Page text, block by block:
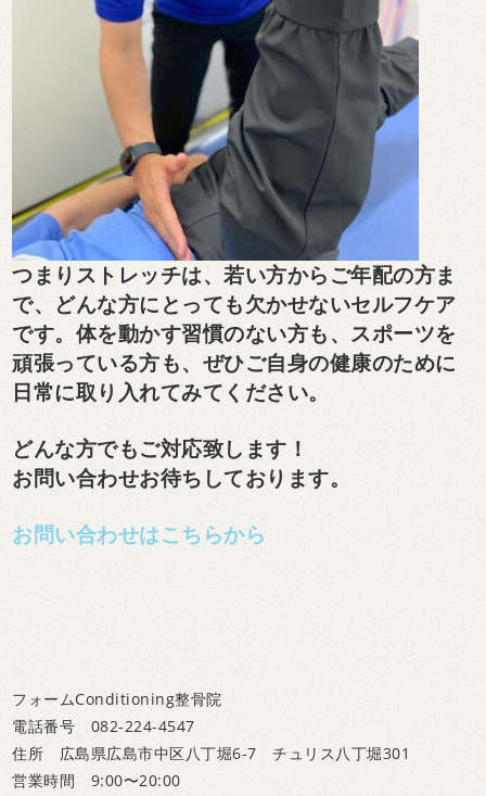
つまりストレッチは、若い方からご年配の方ま
で、どんな方にとっても欠かせないセルフケア
です。体を動かす習慣のない方も、スポーツを
頑張っている方も、ぜひご自身の健康のために
日常に取り入れてみてください。
どんな方でもご対応致します！
お問い合わせお待ちしております。
お問い合わせはこちらから
フォームConditioning整骨院
電話番号 082-224-4547
住所 広島県広島市中区八丁堀6-7 チュリス八丁堀301
営業時間 9:00〜20:00